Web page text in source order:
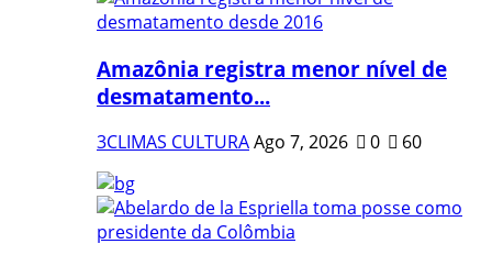
Amazônia registra menor nível de
desmatamento...
3CLIMAS CULTURAAgo 7, 2026 0 60